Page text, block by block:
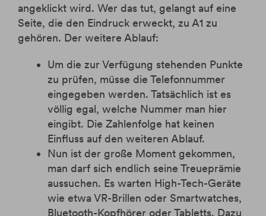
angeklickt wird. Wer das tut, gelangt auf eine
Seite, die den Eindruck erweckt, zu A1 zu
gehören. Der weitere Ablauf:
Um die zur Verfügung stehenden Punkte
zu prüfen, müsse die Telefonnummer
eingegeben werden. Tatsächlich ist es
völlig egal, welche Nummer man hier
eingibt. Die Zahlenfolge hat keinen
Einfluss auf den weiteren Ablauf.
Nun ist der große Moment gekommen,
man darf sich endlich seine Treueprämie
aussuchen. Es warten High-Tech-Geräte
wie etwa VR-Brillen oder Smartwatches,
Bluetooth-Kopfhörer oder Tabletts. Dazu